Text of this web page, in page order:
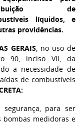
de
líquidos, e
providências.
GERAIS, no uso de
90, inciso VII, da
a necessidade de
de combustíveis
para ser
medidoras e